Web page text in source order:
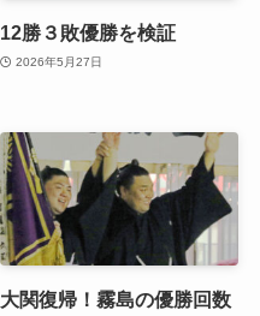
12勝３敗優勝を検証
2026年5月27日
大関復帰！霧島の優勝回数